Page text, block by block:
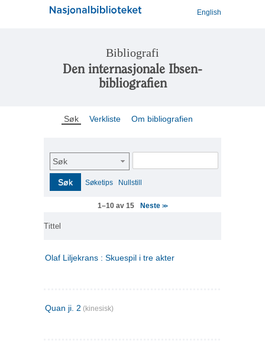
English
Bibliografi
Den internasjonale Ibsen-
bibliografien
Søk Verkliste Om bibliografien
Søk
Søk Søketips Nullstill
1–10 av 15 Neste>>
Tittel
Olaf Liljekrans : Skuespil i tre akter
Quan ji. 2 (kinesisk)